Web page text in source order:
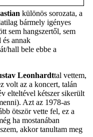
különös sorozata, a
bármely igényes
sem hangszertől, sem
és annak
hall bele ebbe a
Leonhardttal vettem,
volt az a koncert, talán
elteltével kétszer sikerült
Azt az 1978-as
ötször vette fel, ez a
ha mostanában
akkor tanultam meg